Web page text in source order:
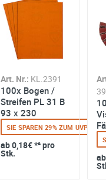
Art. Nr.: KL.2391
100x Bogen /
Streifen PL 31 B
93 x 230
Korn:120
SIE SPAREN 29% ZUM UVP
ab0,18€*² pro
Stk.
39